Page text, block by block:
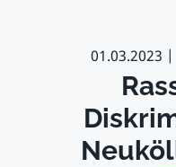
01.03.2023